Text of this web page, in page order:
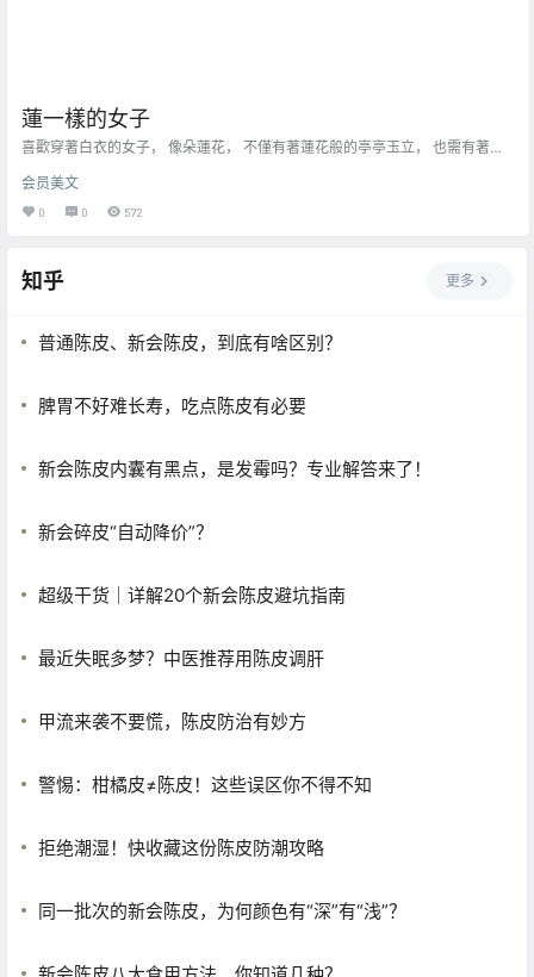
蓮一樣的女子
喜歡穿著白衣的女子， 像朵蓮花， 不僅有著蓮花般的亭亭玉立， 也需有著蓮
存， 願世上的女子如蓮， 純潔而美麗的盛開！
会员美文
0 0 572
知乎 更多
普通陈皮、新会陈皮，到底有啥区别？
脾胃不好难长寿，吃点陈皮有必要
新会陈皮内囊有黑点，是发霉吗？专业解答来了！
新会碎皮“自动降价”？
超级干货｜详解20个新会陈皮避坑指南
最近失眠多梦？中医推荐用陈皮调肝
甲流来袭不要慌，陈皮防治有妙方
警惕：柑橘皮≠陈皮！这些误区你不得不知
拒绝潮湿！快收藏这份陈皮防潮攻略
同一批次的新会陈皮，为何颜色有“深”有“浅”？